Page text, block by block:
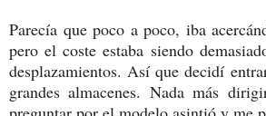
Parecía que poco a poco, iba
pero el coste estaba siendo
desplazamientos. Así que decidí
grandes almacenes. Nada más